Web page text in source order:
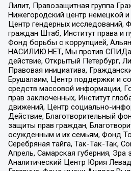
Лилит, Правозащитная группа
Нижегородский центр немецкой и
Центр гендерных исследований,
граждан Штаб, Институт права и
Фонд борьбы с коррупцией,
НАСИЛИЮ.НЕТ, Мы против СПИДа,
действие, Открытый Петербург,
Правовая инициатива,
Ерушалаим, Центр поддержки и
средств массовой информации,
прав заключенных, Институт
движений, Центр социально-
Действие, Благотворительный
защиты прав граждан,
осужденным и их семьям, Фонд
Серебряная тайга, Так-Так-Так,
Апрель, Самарская губерния,
Аналитический Центр Юрия